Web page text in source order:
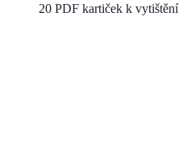
20 PDF kartiček k vytištění